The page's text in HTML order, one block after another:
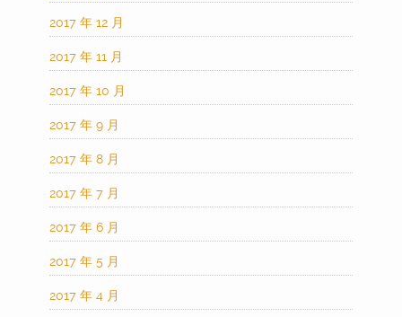
2017 年 12 月
2017 年 11 月
2017 年 10 月
2017 年 9 月
2017 年 8 月
2017 年 7 月
2017 年 6 月
2017 年 5 月
2017 年 4 月